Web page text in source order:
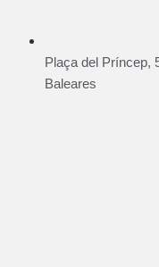
Plaça del Príncep,
Baleares